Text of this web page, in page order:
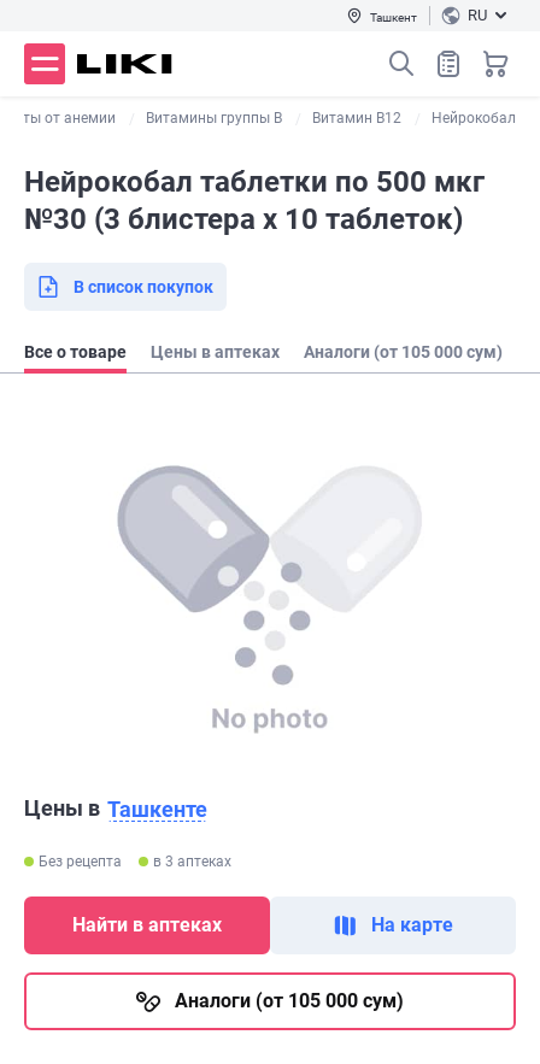
Ташкент RU
от анемии Витамины группы В Витамин В12 Нейрокобал
Нейрокобал таблетки по 500 мкг
№30 (3 блистера х 10 таблеток)
В список покупок
Все о товаре Цены в аптеках Аналоги (от 105 000 сум)
Цены в Ташкенте
Без рецепта в 3 аптеках
Найти в аптеках На карте
Аналоги (от 105 000 сум)